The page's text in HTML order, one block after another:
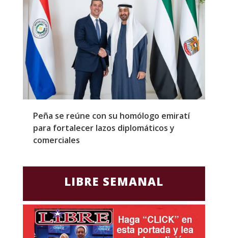
Peña se reúne con su homólogo emiratí
para fortalecer lazos diplomáticos y
comerciales
LIBRE SEMANAL